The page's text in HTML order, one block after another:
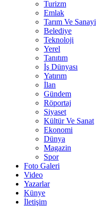
Turizm
Emlak
Tarım Ve Sanayi
Belediye
Teknoloji
Yerel
Tanıtım
İş Dünyası
Yatırım
İlan
Gündem
Röportaj
Siyaset
Kültür Ve Sanat
Ekonomi
Dünya
Magazin
Spor
Foto Galeri
Video
Yazarlar
Künye
İletişim